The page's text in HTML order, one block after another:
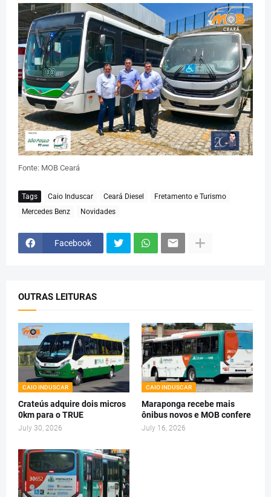
Fonte: MOB Ceará
Tags Caio Induscar Ceará Diesel
Fretamento e Turismo
Mercedes Benz
Novidades
Facebook
OUTRAS LEITURAS
CAIO INDUSCAR
Crateús adquire dois micros
0km para o TRUE
July 30, 2026
CAIO INDUSCAR
Maraponga recebe mais
ônibus novos e MOB confere
July 16, 2026